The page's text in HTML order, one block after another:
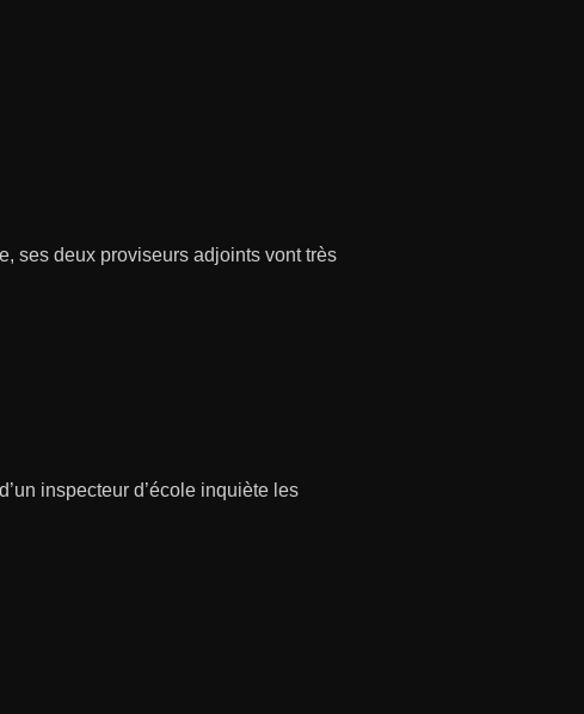
ses deux proviseurs adjoints vont très
inspecteur d’école inquiète les